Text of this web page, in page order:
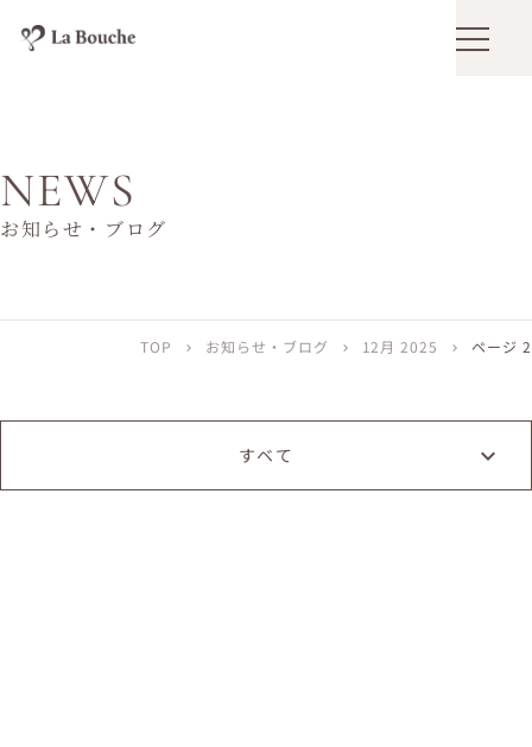
メニュ
NEWS
お知らせ・ブログ
TOP chevron_right お知らせ・ブログ chevron_right 12月 2025 chevron_right ページ 2
すベて